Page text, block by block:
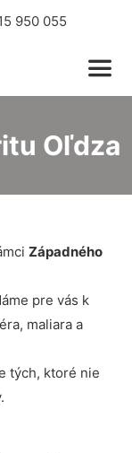
950 055
Oľdza
Západného
pre vás k
maliara a
tých, ktoré nie